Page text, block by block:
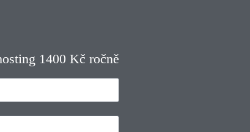
1400 Kč ročně